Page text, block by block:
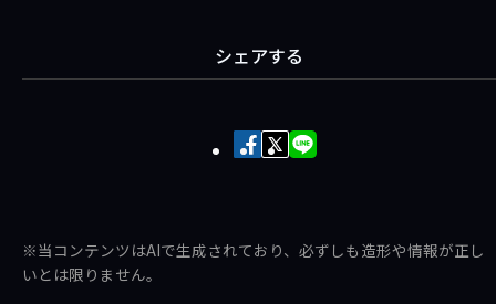
シェアする
Facebook
ェ
X
ス
LINE
る
※当コンテンツはAIで生成されており、必ずしも造形や情報が正し
いとは限りません。